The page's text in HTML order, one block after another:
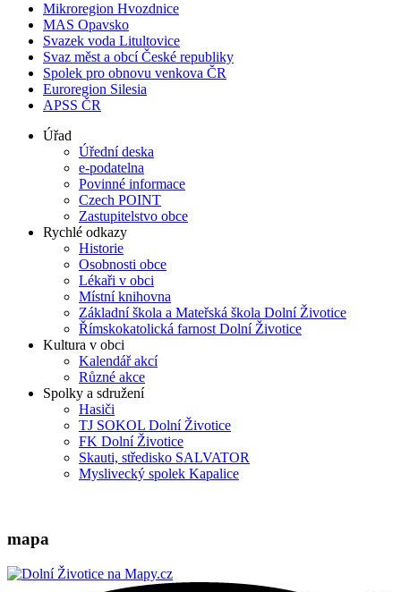
Mikroregion Hvozdnice
MAS Opavsko
Svazek voda Litultovice
Svaz měst a obcí České republiky
Spolek pro obnovu venkova ČR
Euroregion Silesia
APSS ČR
Úřad
Úřední deska
e-podatelna
Povinné informace
Czech POINT
Zastupitelstvo obce
Rychlé odkazy
Historie
Osobnosti obce
Lékaři v obci
Místní knihovna
Základní škola a Mateřská škola Dolní Životice
Římskokatolická farnost Dolní Životice
Kultura v obci
Kalendář akcí
Různé akce
Spolky a sdružení
Hasiči
TJ SOKOL Dolní Životice
FK Dolní Životice
Skauti, středisko SALVATOR
Myslivecký spolek Kapalice
mapa